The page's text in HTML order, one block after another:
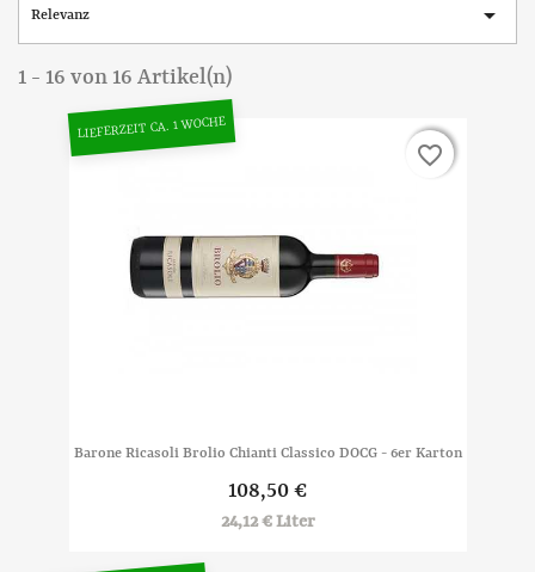
Relevanz 
1 - 16 von 16 Artikel(n)
Barone Ricasoli Brolio Chianti Classico DOCG - 6er Karton
108,50 €
24,12 € Liter
LIEFERZEIT CA. 1 WOCHE
favorite_border
favorite_border